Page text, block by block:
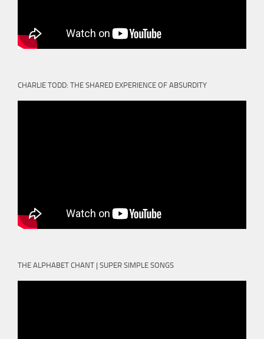
CHARLIE TODD: THE SHARED EXPERIENCE OF ABSURDITY
THE ALPHABET CHANT | SUPER SIMPLE SONGS